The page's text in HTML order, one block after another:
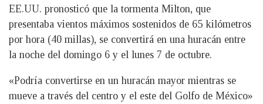
EE.UU. pronosticó que la tormenta Milton, que
presentaba vientos máximos sostenidos de 65 kilómetros
por hora (40 millas), se convertirá en una huracán entre
la noche del domingo 6 y el lunes 7 de octubre.
«Podría convertirse en un huracán mayor mientras se
mueve a través del centro y el este del Golfo de México»